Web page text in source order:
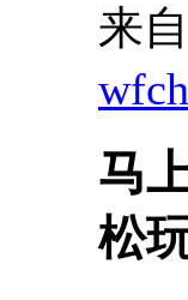
来自
马
松